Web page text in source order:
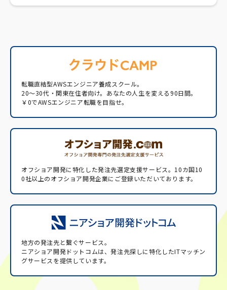
転職直結型AWSエンジニア養成スクール。
20〜30代・関東在住者向け。あなたの人生を変える90日間。
￥0でAWSエンジニア転職を目指せ。
オフショア開発に特化した発注先選定支援サービス。 10カ国10
0社以上のオフショア開発企業にご登録いただいております。
地方の発注先と繋ぐサービス。
ニアショア開発ドットコムは、発注先探しに特化したITマッチン
グサービスを提供しています。